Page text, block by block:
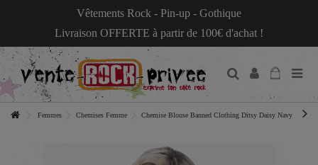
Vêtements Rock - Pin-up - Gothique
Livraison OFFERTE à partir de 100€ d'achat !
Femmes Chemises Femme Chemise Blouse Banned Clothing Ditsy Daisy Navy